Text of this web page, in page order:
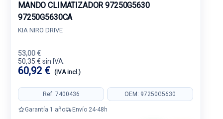
MANDO CLIMATIZADOR 97250G5630
97250G5630CA
KIA NIRO DRIVE
53,00 €
50,35 € sin IVA.
60,92 € (IVA incl.)
Ref: 7400436 OEM: 97250G5630
Garantía 1 año Envío 24-48h